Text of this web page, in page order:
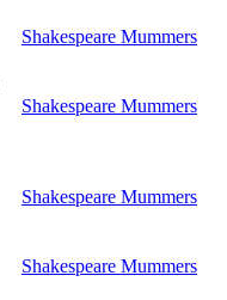
Shakespeare Mummers
Shakespeare Mummers
Shakespeare Mummers
Shakespeare Mummers